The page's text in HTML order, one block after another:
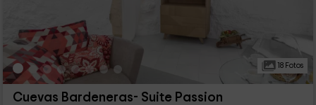
18 Fotos
Cuevas Bardeneras- Suite Passion